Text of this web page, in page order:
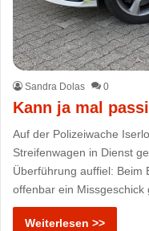
Sandra Dolas 0
Kann ja mal
Auf der Polizeiwache
Streifenwagen in Dienst
Überführung auffiel: Beim
offenbar ein Missgeschick
Weiterlesen >>